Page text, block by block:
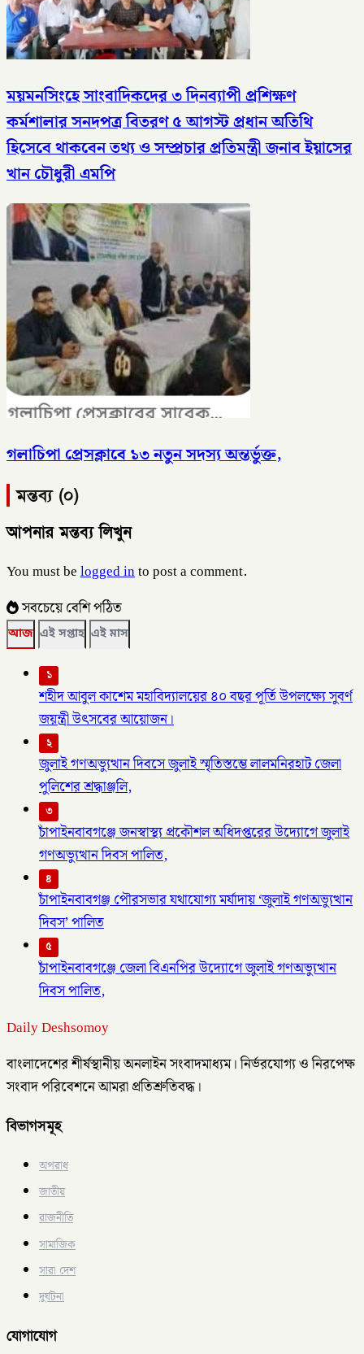
ময়মনসিংহে সাংবাদিকদের ৩ দিনব্যাপী প্রশিক্ষণ
কর্মশালার সনদপত্র বিতরণ ৫ আগস্ট​ প্রধান অতিথি
হিসেবে থাকবেন তথ্য ও সম্প্রচার প্রতিমন্ত্রী জনাব ইয়াসের
খান চৌধুরী এমপি
গলাচিপা প্রেসক্লাবে ১৩ নতুন সদস্য অন্তর্ভুক্ত,
মন্তব্য (০)
আপনার মন্তব্য লিখুন
You must belogged into post a comment.
সবচেয়ে বেশি পঠিত
আজ এই সপ্তাহ এই মাস
১
শহীদ আবুল কাশেম মহাবিদ্যালয়ের ৪০ বছর পূর্তি উপলক্ষ্যে সুবর্ণ
জয়ন্ত্রী উৎসবের আয়োজন।
২
জুলাই গণঅভ্যুত্থান দিবসে জুলাই স্মৃতিস্তম্ভে লালমনিরহাট জেলা
পুলিশের শ্রদ্ধাঞ্জলি,
৩
চাঁপাইনবাবগঞ্জে জনস্বাস্থ্য প্রকৌশল অধিদপ্তরের উদ্যোগে জুলাই
গণঅভ্যুত্থান দিবস পালিত,
৪
চাঁপাইনবাবগঞ্জ পৌরসভার যথাযোগ্য মর্যাদায় ‘জুলাই গণঅভ্যুত্থান
দিবস’ পালিত
৫
চাঁপাইনবাবগঞ্জে জেলা বিএনপির উদ্যোগে জুলাই গণঅভ্যুত্থান
দিবস পালিত,
Daily Deshsomoy
বাংলাদেশের শীর্ষস্থানীয় অনলাইন সংবাদমাধ্যম। নির্ভরযোগ্য ও নিরপেক্ষ
সংবাদ পরিবেশনে আমরা প্রতিশ্রুতিবদ্ধ।
বিভাগসমূহ
অপরাধ
জাতীয়
রাজনীতি
সামাজিক
সারা দেশ
দুর্ঘটনা
যোগাযোগ